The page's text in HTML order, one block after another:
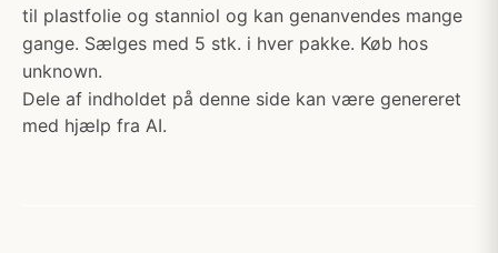
til plastfolie og stanniol og kan genanvendes mange
gange. Sælges med 5 stk. i hver pakke. Køb hos
unknown.
Dele af indholdet på denne side kan være genereret
med hjælp fra AI.